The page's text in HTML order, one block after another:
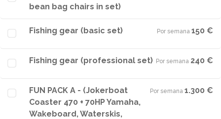
bean bag chairs in set)
Fishing gear (basic set) Por semana·150 €
Fishing gear (professional set) Por semana·240 €
FUN PACK A - (Jokerboat
Coaster 470 + 70HP Yamaha,
Wakeboard, Waterskis,
Por semana·1.300 €